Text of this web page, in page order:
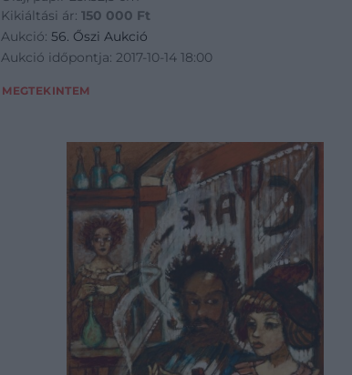
Kikiáltási ár:150 000 Ft
Aukció:56. Őszi Aukció
Aukció időpontja: 2017-10-14 18:00
MEGTEKINTEM